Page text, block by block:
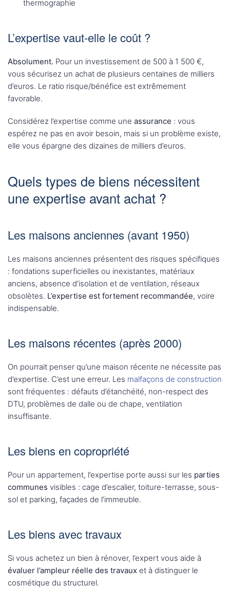
thermographie
L’expertise vaut-elle le coût ?
Absolument. Pour un investissement de 500 à 1 500 €,
vous sécurisez un achat de plusieurs centaines de milliers
d’euros. Le ratio risque/bénéfice est extrêmement
favorable.
Considérez l’expertise comme une assurance : vous
espérez ne pas en avoir besoin, mais si un problème existe,
elle vous épargne des dizaines de milliers d’euros.
Quels types de biens nécessitent
une expertise avant achat ?
Les maisons anciennes (avant 1950)
Les maisons anciennes présentent des risques spécifiques
: fondations superficielles ou inexistantes, matériaux
anciens, absence d’isolation et de ventilation, réseaux
obsolètes. L’expertise est fortement recommandée, voire
indispensable.
Les maisons récentes (après 2000)
On pourrait penser qu’une maison récente ne nécessite pas
d’expertise. C’est une erreur. Les malfaçons de construction
sont fréquentes : défauts d’étanchéité, non-respect des
DTU, problèmes de dalle ou de chape, ventilation
insuffisante.
Les biens en copropriété
Pour un appartement, l’expertise porte aussi sur les parties
communes visibles : cage d’escalier, toiture-terrasse, sous-
sol et parking, façades de l’immeuble.
Les biens avec travaux
Si vous achetez un bien à rénover, l’expert vous aide à
évaluer l’ampleur réelle des travaux et à distinguer le
cosmétique du structurel.